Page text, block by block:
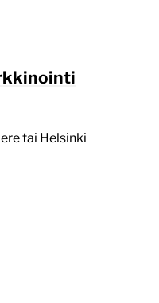
tai Helsinki